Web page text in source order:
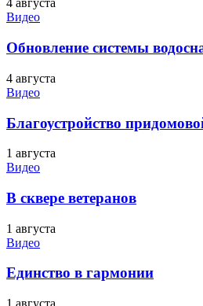
4 августа
Видео
Обновление системы
4 августа
Видео
Благоустройство
1 августа
Видео
В сквере ветеранов
1 августа
Видео
Единство в гармонии